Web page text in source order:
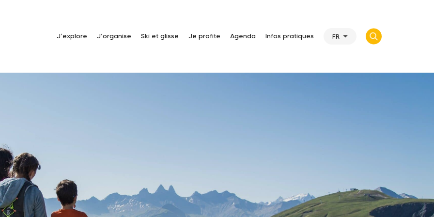
J’explore J’organise Ski et glisse Je profite Agenda Infos pratiques FR